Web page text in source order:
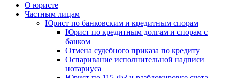
О юристе
Частным лицам
Юрист по банковским и кредитным спорам
Юрист по кредитным долгам и спорам с
банком
Отмена судебного приказа по кредиту
Оспаривание исполнительной надписи
нотариуса